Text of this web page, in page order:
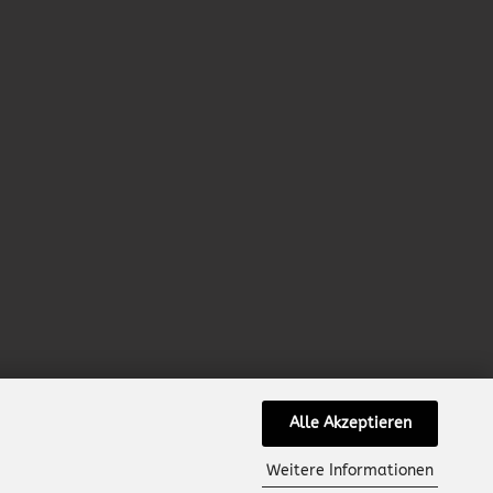
Alle Akzeptieren
Weitere Informationen